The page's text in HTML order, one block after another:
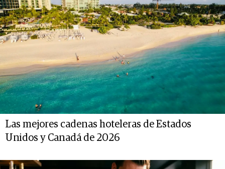
Las mejores cadenas hoteleras de Estados
Unidos y Canadá de 2026